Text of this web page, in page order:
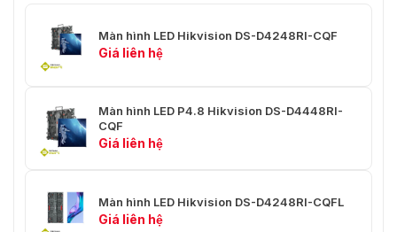
Độ ẩm lưu trữ
10% đến 90% RH (không ngưng
Kích thước đóng
gói
Màn hình LED Hikvision DS-D4248RI-CQF
Giá liên hệ
Màn hình LED P4.8 Hikvision DS-D4448RI-
CQF
Giá liên hệ
Màn hình LED Hikvision DS-D4248RI-CQFL
Giá liên hệ